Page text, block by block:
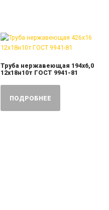
Труба нержавеющая 194х6,0
12х18н10т ГОСТ 9941-81
ПОДРОБНЕЕ